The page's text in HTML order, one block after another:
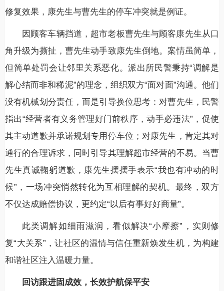
修复效果，康先生与曹先生的停车冲突就是例证。
因顾客车辆挡道，超市老板曹先生与顾客康先生从口
角升级为撕扯，曹先生动手致康先生倒地。案情虽简单，
但简单处罚会让邻里关系恶化。派出所民警秉持“调解是
解心结而非和稀泥”的理念，组织双方“面对面”沟通。他们
没有机械划分责任，而是引导换位思考：对曹先生，民警
指出“经营者有义务管理好门前秩序，动手必违法”，促使
其主动道歉并承诺规划专用停车位；对康先生，肯定其对
通行的合理诉求，同时引导其理解超市经营的不易。当曹
先生真诚鞠躬道歉，康先生摆摆手表示“我也有冲动的时
候”，一场冲突悄然转化为互相理解的契机。最终，双方
不仅达成赔偿协议，更约定“以后有事好好商量”。
此类调解如细雨滋润，看似解决“小摩擦”，实则修
复“大关系”，让社区的温情与信任重新焕发生机，为构建
和谐社区注入温暖力量。
回访跟进固成效，长效护航保平安